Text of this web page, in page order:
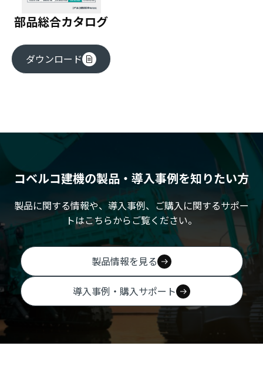
部品総合カタログ
ダウンロード
コベルコ建機の製品・導入事例を知りたい方
製品に関する情報や、導入事例、ご購入に関するサポー
トはこちらからご覧ください。
製品情報を見る
導入事例・購入サポート